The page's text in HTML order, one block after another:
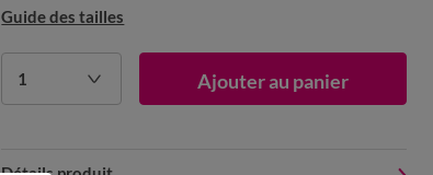
Guide des tailles
1 Ajouter au panier